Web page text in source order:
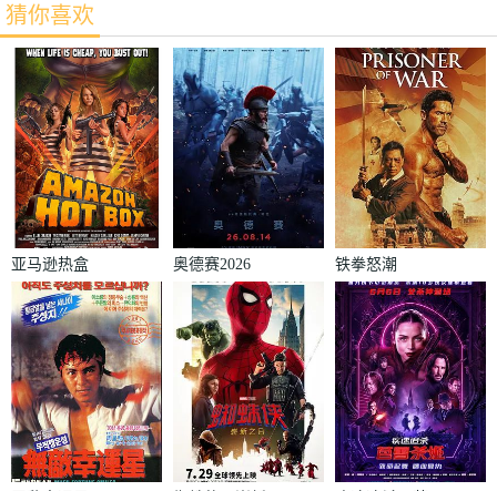
猜你喜欢
亚马逊热盒 奥德赛2026 铁拳怒潮